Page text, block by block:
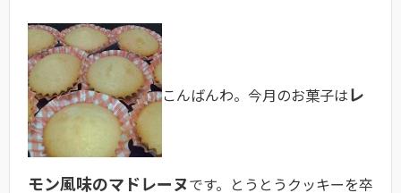
こんばんわ。今月のお菓子はレ
モン風味のマドレーヌです。とうとうクッキーを卒